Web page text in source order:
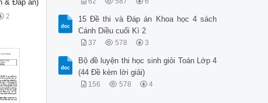
& Đáp án)
2
15 Đề thi và Đáp án Khoa học 4 sách
Cánh Diều cuối Kì 2
37 578 3
Bộ đề luyện thi học sinh giỏi Toán Lớp 4
(44 Đề kèm lời giải)
156 578 4